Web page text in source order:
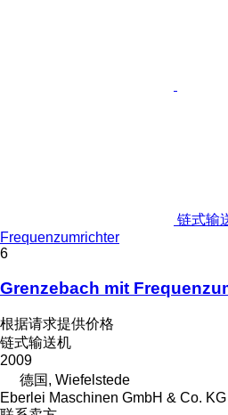
链式输
Frequenzumrichter
6
Grenzebach mit
根据请求提供价格
链式输送机
2009
德国, Wiefelstede
Eberlei Maschinen GmbH & Co. KG